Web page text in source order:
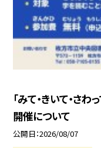
「みて・きいて・さ
開催について
公開日 2026/08/07